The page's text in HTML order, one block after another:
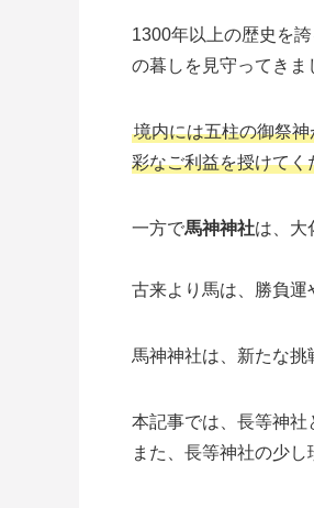
1300年以上の歴史を誇
の暮しを見守ってきま
境内には五柱の御祭
彩なご利益を授けてく
一方で馬神神社は、大
古来より馬は、勝負運
馬神神社は、新たな挑
本記事では、長等神社
また、長等神社の少し